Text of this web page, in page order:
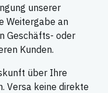
unserer
Weitergabe an
Geschäfts- oder
Kunden.
über Ihre
Versa keine direkte